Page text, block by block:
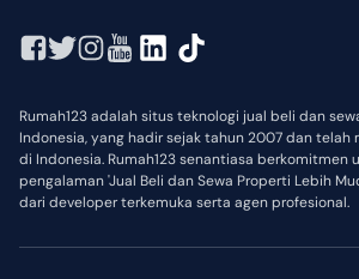
Rumah123 adalah situs teknologi jual beli dan
Indonesia, yang hadir sejak tahun 2007 dan telah
di Indonesia. Rumah123 senantiasa berkomitmen
pengalaman 'Jual Beli dan Sewa Properti Lebih
dari developer terkemuka serta agen profesional.